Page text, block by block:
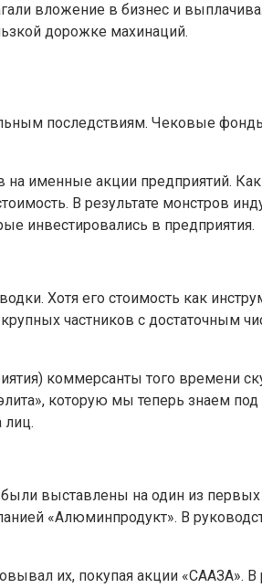
вложение в бизнес и
дорожке махинаций.
последствиям. Чековые
на именные акции предприятий.
В результате монстров
инвестировались в предприятия.
Хотя его стоимость как
частников с достаточным
коммерсанты того времени
которую мы теперь знаем
лиц.
были выставлены на один из первых
«Алюминпродукт». В
их, покупая акции «СААЗА». В